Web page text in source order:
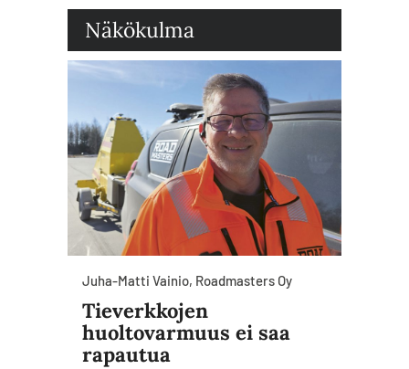
Näkökulma
Juha-Matti Vainio, Roadmasters Oy
Tieverkkojen
huoltovarmuus ei saa
rapautua